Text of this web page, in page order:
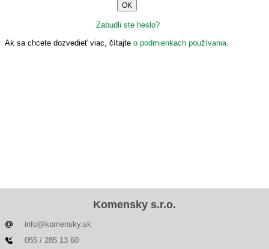
Zabudli ste heslo?
Ak sa chcete dozvedieť viac, čítajte o podmienkach používania.
Komensky s.r.o.
info@komensky.sk
055 / 285 13 60